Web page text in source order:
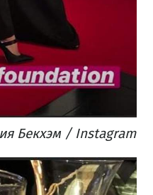
Бекхэм / Instagram